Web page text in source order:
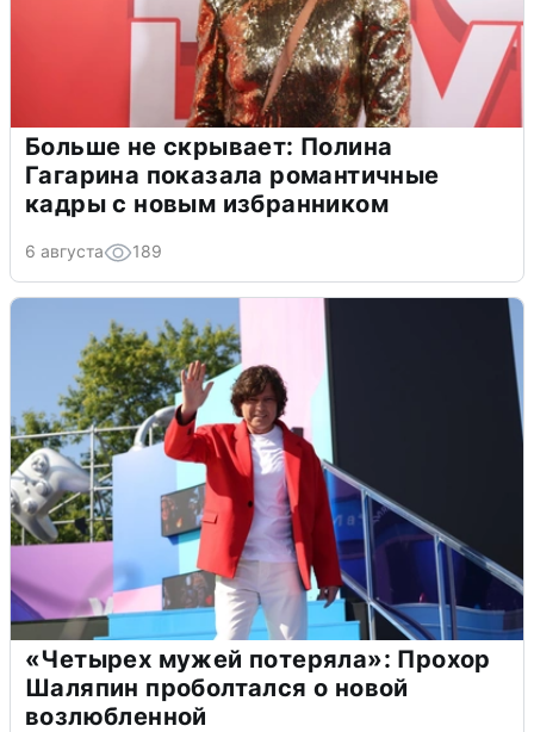
Больше не скрывает: Полина
Гагарина показала романтичные
кадры с новым избранником
6 августа 189
«Четырех мужей потеряла»: Прохор
Шаляпин проболтался о новой
возлюбленной